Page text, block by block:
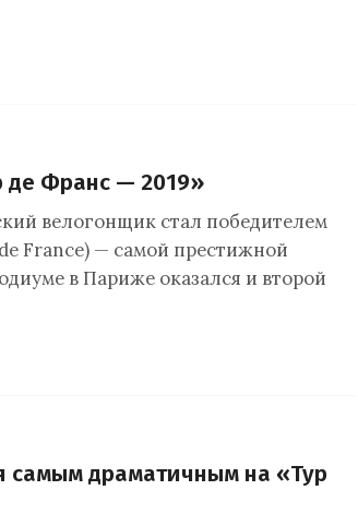
де Франс — 2019»
велогонщик стал победителем
France) — самой престижной
в Париже оказался и второй
самым драматичным на «Тур